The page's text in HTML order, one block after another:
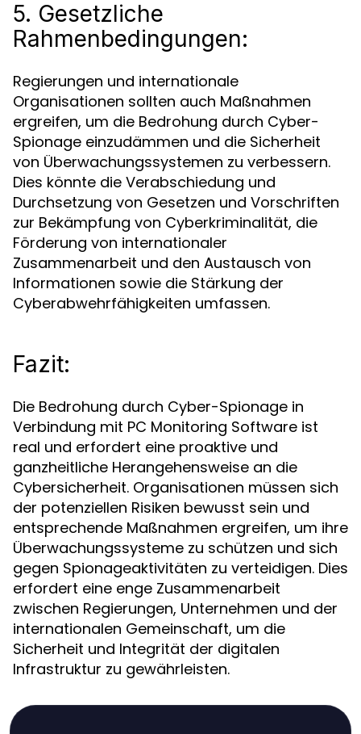
5. Gesetzliche
Rahmenbedingungen:
Regierungen und internationale
Organisationen sollten auch Maßnahmen
ergreifen, um die Bedrohung durch Cyber-
Spionage einzudämmen und die Sicherheit
von Überwachungssystemen zu verbessern.
Dies könnte die Verabschiedung und
Durchsetzung von Gesetzen und Vorschriften
zur Bekämpfung von Cyberkriminalität, die
Förderung von internationaler
Zusammenarbeit und den Austausch von
Informationen sowie die Stärkung der
Cyberabwehrfähigkeiten umfassen.
Fazit:
Die Bedrohung durch Cyber-Spionage in
Verbindung mit PC Monitoring Software ist
real und erfordert eine proaktive und
ganzheitliche Herangehensweise an die
Cybersicherheit. Organisationen müssen sich
der potenziellen Risiken bewusst sein und
entsprechende Maßnahmen ergreifen, um ihre
Überwachungssysteme zu schützen und sich
gegen Spionageaktivitäten zu verteidigen. Dies
erfordert eine enge Zusammenarbeit
zwischen Regierungen, Unternehmen und der
internationalen Gemeinschaft, um die
Sicherheit und Integrität der digitalen
Infrastruktur zu gewährleisten.